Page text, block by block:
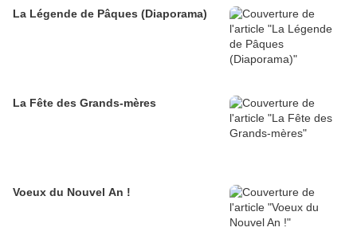
La Légende de Pâques (Diaporama)
La Fête des Grands-mères
Voeux du Nouvel An !